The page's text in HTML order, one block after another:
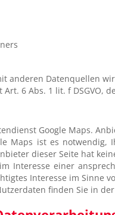
anderen Datenquellen
6 Abs. 1 lit. f DSGVO,
Google Maps.
Maps ist es notwendig,
dieser Seite hat
Interesse einer
Interesse im Sinne
finden Sie in